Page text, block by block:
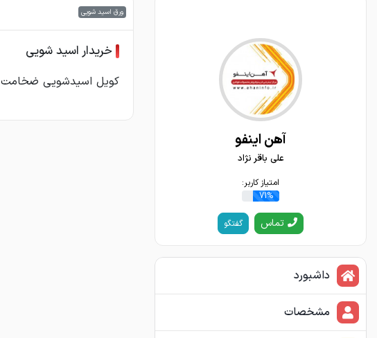
آهن اینفو
علی باقر نژاد
امتیاز کاربر:
71%
تماس گفتگو
داشبورد
مشخصات
ورق اسید شویی
خریدار اسید شویی
کویل اسیدشویی ضخامت 2.5 کیفیت St37 خریداریم.